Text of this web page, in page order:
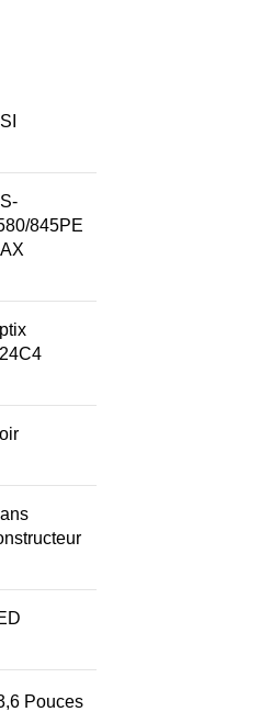
845PE
Pouces